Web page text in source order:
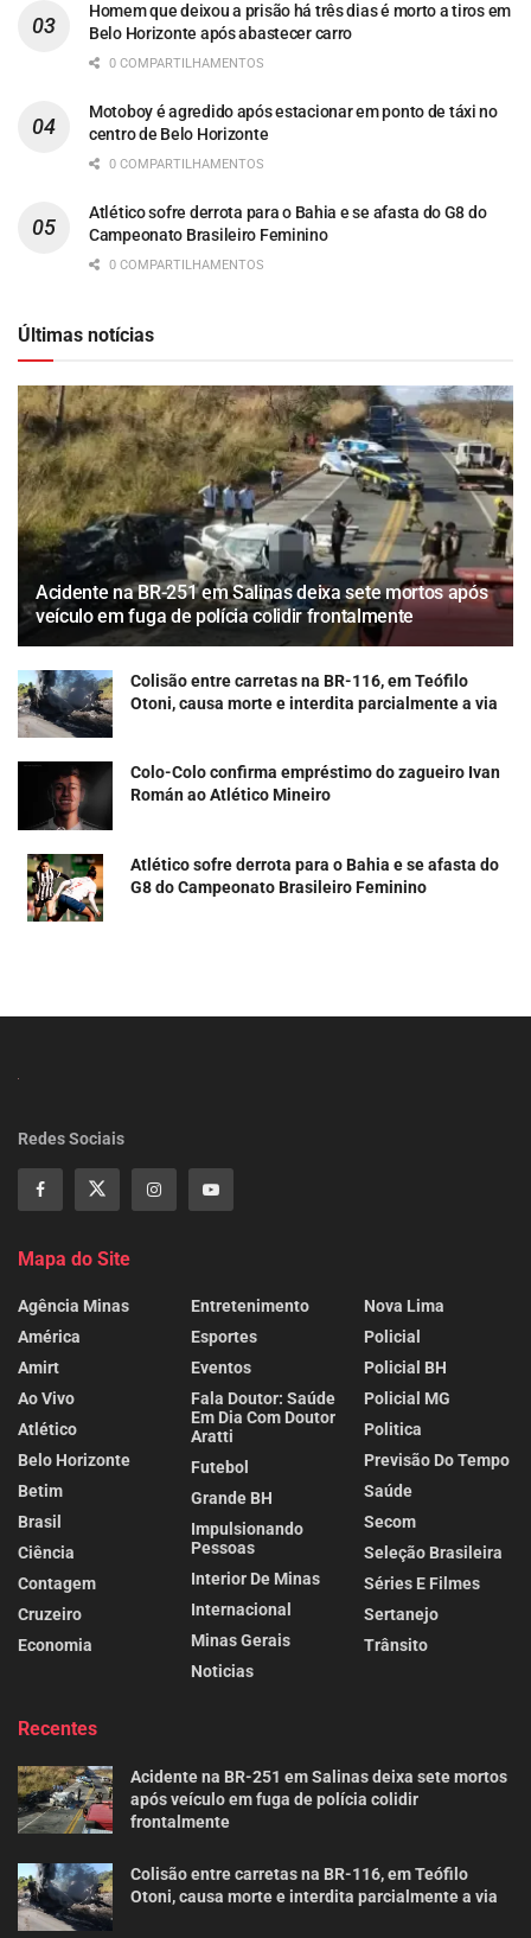
Homem que deixou a prisão há três dias é morto a tiros em
Belo Horizonte após abastecer carro
0 COMPARTILHAMENTOS
Motoboy é agredido após estacionar em ponto de táxi no
centro de Belo Horizonte
0 COMPARTILHAMENTOS
Atlético sofre derrota para o Bahia e se afasta do G8 do
Campeonato Brasileiro Feminino
0 COMPARTILHAMENTOS
Últimas notícias
Acidente na BR-251 em Salinas deixa sete mortos após
veículo em fuga de polícia colidir frontalmente
Colisão entre carretas na BR-116, em Teófilo
Otoni, causa morte e interdita parcialmente a via
Colo-Colo confirma empréstimo do zagueiro Ivan
Román ao Atlético Mineiro
Atlético sofre derrota para o Bahia e se afasta do
G8 do Campeonato Brasileiro Feminino
Redes Sociais
Mapa do Site
Agência Minas
América
Amirt
Ao Vivo
Atlético
Belo Horizonte
Betim
Brasil
Ciência
Contagem
Cruzeiro
Economia
Entretenimento
Esportes
Eventos
Fala Doutor: Saúde
Em Dia Com Doutor
Aratti
Futebol
Grande BH
Impulsionando
Pessoas
Interior De Minas
Internacional
Minas Gerais
Noticias
Nova Lima
Policial
Policial BH
Policial MG
Politica
Previsão Do Tempo
Saúde
Secom
Seleção Brasileira
Séries E Filmes
Sertanejo
Trânsito
Recentes
Acidente na BR-251 em Salinas deixa sete mortos
após veículo em fuga de polícia colidir
frontalmente
Colisão entre carretas na BR-116, em Teófilo
Otoni, causa morte e interdita parcialmente a via